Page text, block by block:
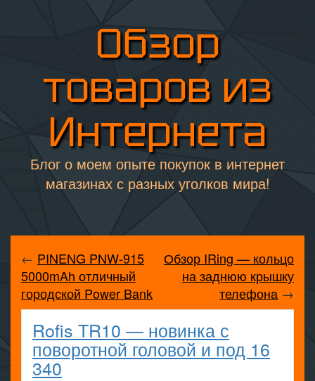
Обзор
товаров из
Интернета
Блог о моем опыте покупок в интернет
магазинах с разных уголков мира!
← PINENG PNW-915
5000mAh отличный
городской Power Bank
Обзор IRing — кольцо
на заднюю крышку
телефона →
Rofis TR10 — новинка с
поворотной головой и под 16
340